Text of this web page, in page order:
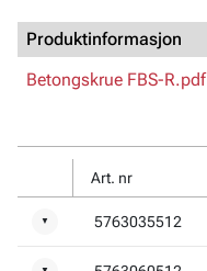
Produktinformasjon
Betongskrue FBS-R.pdf
Art. nr
▼ 5763035512